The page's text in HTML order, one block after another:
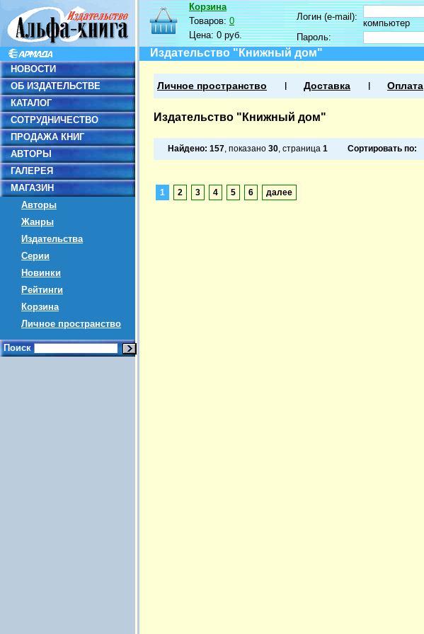
НОВОСТИ
ОБ ИЗДАТЕЛЬСТВЕ
КАТАЛОГ
СОТРУДНИЧЕСТВО
ПРОДАЖА КНИГ
АВТОРЫ
ГАЛЕРЕЯ
МАГАЗИН
Авторы
Жанры
Издательства
Серии
Новинки
Рейтинги
Корзина
Личное пространство
Поиск
Корзина
Товаров:0
Цена:0 руб.
Логин (e-mail):
компьютер
Пароль:
Издательство "Книжный дом"
Личное пространство Доставка Оплата
Издательство "Книжный дом"
Найдено: 157, показано 30, страница 1 Сортировать по:
1 2 3 4 5 6 далее